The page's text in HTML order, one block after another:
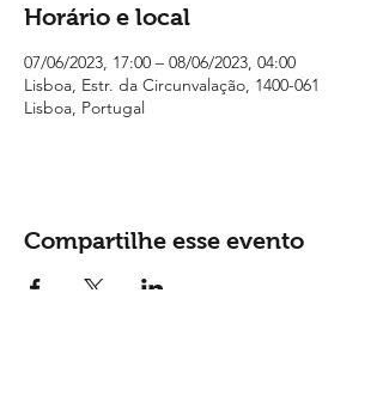
Horário e local
07/06/2023, 17:00 – 08/06/2023, 04:00
Lisboa, Estr. da Circunvalação, 1400-061
Lisboa, Portugal
Compartilhe esse evento